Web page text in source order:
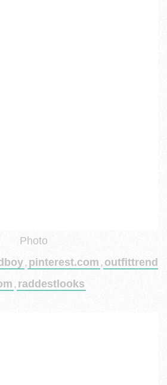
Photo
, pinterest.com , outfittrend
, raddestlooks